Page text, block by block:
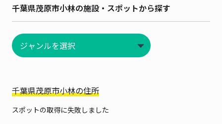
千葉県茂原市小林の施設・スポットから探す
千葉県茂原市小林の住所
スポットの取得に失敗しました